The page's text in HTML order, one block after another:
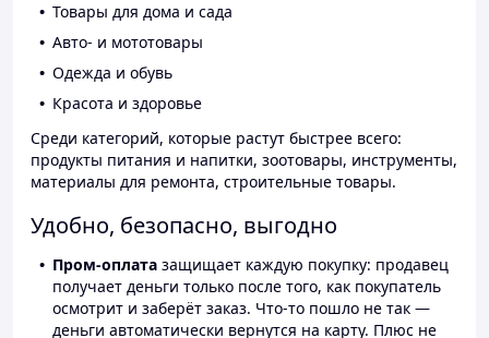
Товары для дома и сада
Авто- и мототовары
Одежда и обувь
Красота и здоровье
Среди категорий, которые растут быстрее всего:
продукты питания и напитки, зоотовары, инструменты,
материалы для ремонта, строительные товары.
Удобно, безопасно, выгодно
Пром-оплата защищает каждую покупку: продавец
получает деньги только после того, как покупатель
осмотрит и заберёт заказ. Что-то пошло не так —
деньги автоматически вернутся на карту. Плюс не